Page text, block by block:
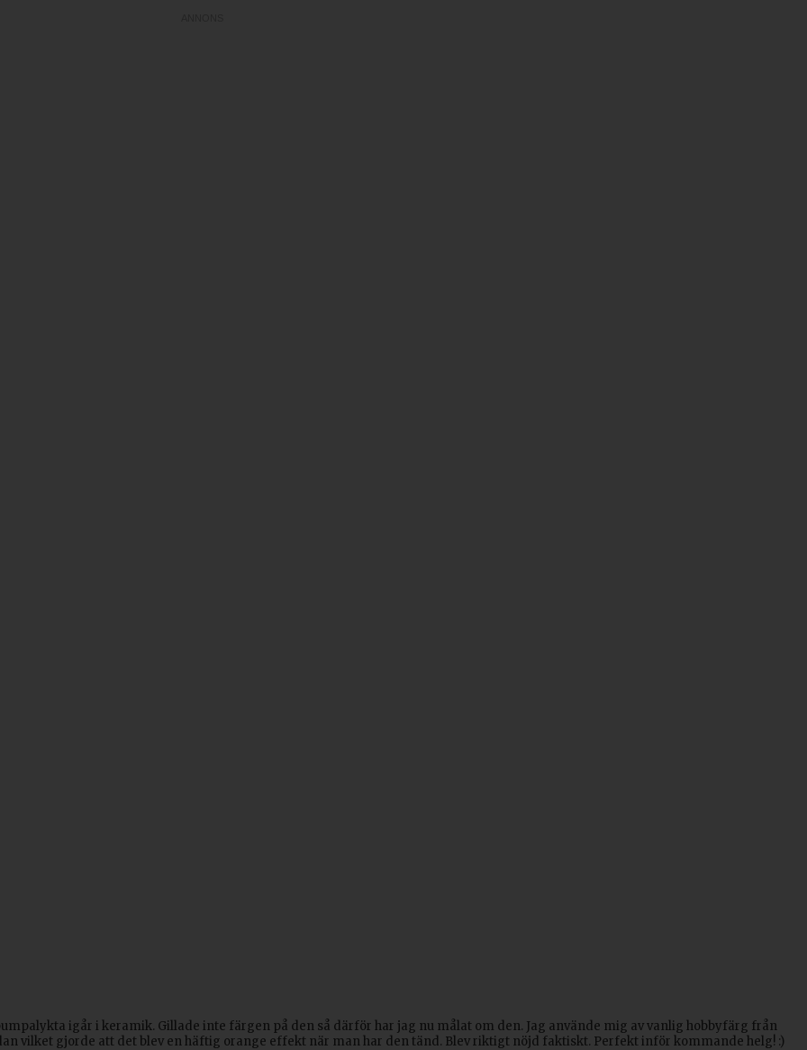
igår i keramik. Gillade inte färgen på den så därför har jag nu målat om den. Jag använde mig av vanlig hobbyfärg från
vilket gjorde att det blev en häftig orange effekt när man har den tänd. Blev riktigt nöjd faktiskt. Perfekt inför kommande helg! :)